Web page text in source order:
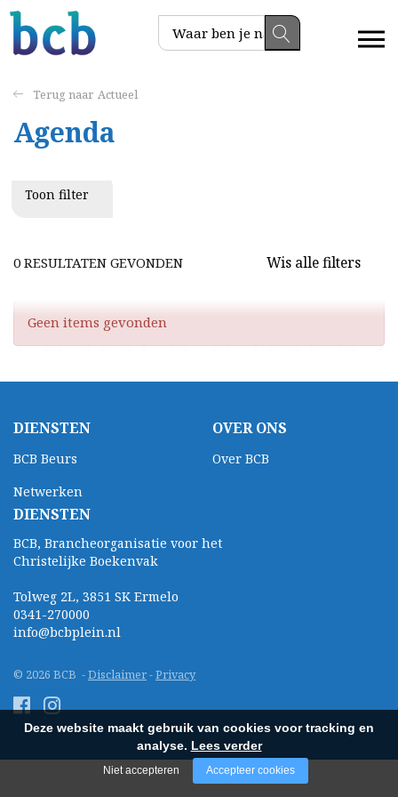
Actueel
Agenda
Toon filter
0 RESULTATEN GEVONDEN Wis alle filters
Geen items gevonden
DIENSTEN
BCB Beurs
Netwerken
OVER ONS
Over BCB
DIENSTEN
BCB, Brancheorganisatie voor het
Christelijke Boekenvak
Tolweg 2L, 3851 SK Ermelo
0341-270000
info@bcbplein.nl
© 2026 BCB -Disclaimer-Privacy
Deze website maakt gebruik van cookies voor tracking en
analyse. Lees verder
Niet accepteren Accepteer cookies